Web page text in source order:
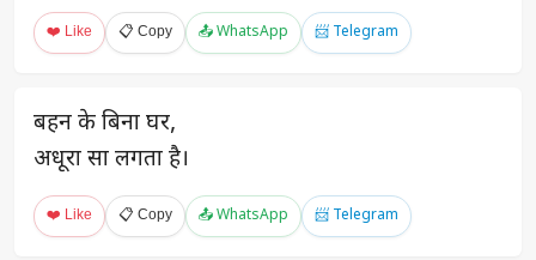
❤️ Like 📋 Copy 📤 WhatsApp 📨 Telegram
बहन के बिना घर,
अधूरा सा लगता है।
❤️ Like 📋 Copy 📤 WhatsApp 📨 Telegram